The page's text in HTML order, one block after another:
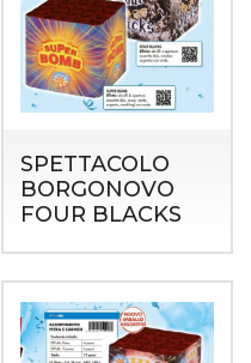
SPETTACOLO
BORGONOVO
FOUR BLACKS